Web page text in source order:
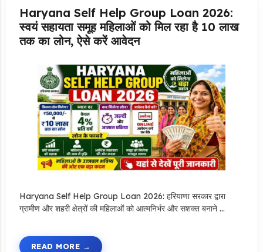
Haryana Self Help Group Loan 2026:
स्वयं सहायता समूह महिलाओं को मिल रहा है ₹10 लाख
तक का लोन, ऐसे करें आवेदन
Haryana Self Help Group Loan 2026: हरियाणा सरकार द्वारा
ग्रामीण और शहरी क्षेत्रों की महिलाओं को आत्मनिर्भर और सशक्त बनाने …
READ MORE